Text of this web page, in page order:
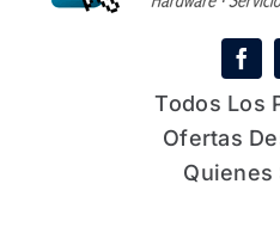
Todos Los
Ofertas
Quienes